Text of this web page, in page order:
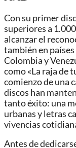
Con su primer
superiores a
alcanzar el
también en
Colombia y
como «La raja de
comienzo de una
discos han
tanto éxito: una
urbanas y letras
vivencias
Antes de